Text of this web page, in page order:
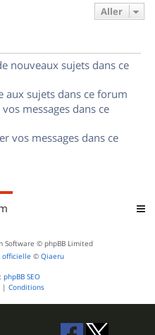
Aller
nouveaux sujets dans ce
aux sujets dans ce forum
messages dans ce
vos messages dans ce
Software © phpBB Limited
officielle © Qiaeru
phpBB SEO
| Conditions